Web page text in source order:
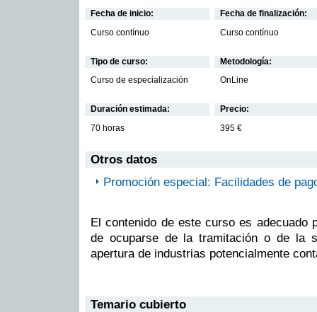
Fecha de inicio:
Curso contínuo
Fecha de finalización:
Curso contínuo
Tipo de curso:
Curso de especialización
Metodología:
OnLine
Duración estimada:
70 horas
Precio:
395 €
Otros datos
Promoción especial: Facilidades de
El contenido de este curso es adecuado
de ocuparse de la tramitación o de la
apertura de industrias potencialmente
Temario cubierto